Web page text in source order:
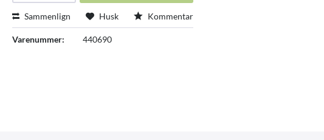
Sammenlign Husk Kommentar
Varenummer: 440690